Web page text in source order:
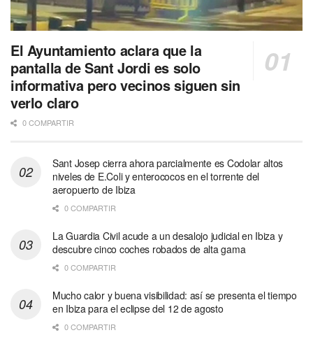
El Ayuntamiento aclara que la
pantalla de Sant Jordi es solo
informativa pero vecinos siguen sin
verlo claro
0 COMPARTIR
Sant Josep cierra ahora parcialmente es Codolar altos
niveles de E.Coli y enterococos en el torrente del
aeropuerto de Ibiza
0 COMPARTIR
La Guardia Civil acude a un desalojo judicial en Ibiza y
descubre cinco coches robados de alta gama
0 COMPARTIR
Mucho calor y buena visibilidad: así se presenta el tiempo
en Ibiza para el eclipse del 12 de agosto
0 COMPARTIR